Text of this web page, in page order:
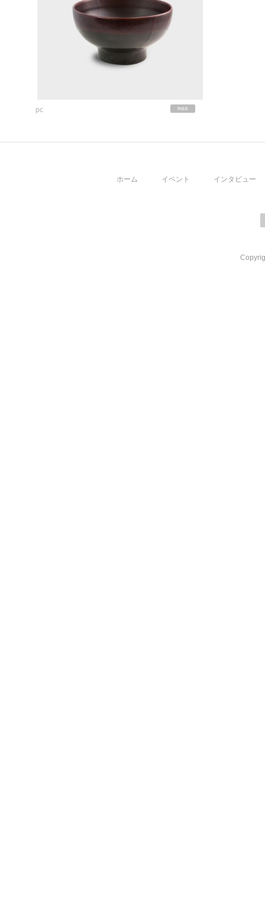
pc 陶磁器
ホーム イベント インタビュー